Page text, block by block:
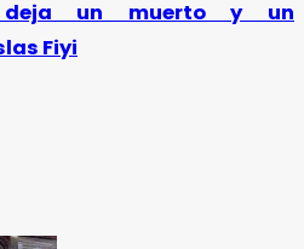
deja un muerto y un
Fiyi